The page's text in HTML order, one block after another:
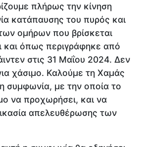
πλήρως την κίνηση
κατάπαυσης του πυρός και
ομήρων που βρίσκεται
και όπως περιγράφηκε από
στις 31 Μαΐου 2024. Δεν
χάσιμο. Καλούμε τη Χαμάς
συμφωνία, με την οποία το
να προχωρήσει, και να
απελευθέρωσης των